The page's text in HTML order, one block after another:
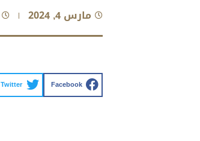
مارس 4, 2024
Facebook
Twitter